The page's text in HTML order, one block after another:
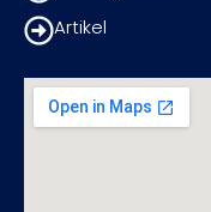
Artikel